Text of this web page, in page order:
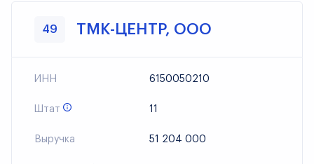
49 ТМК-ЦЕНТР, ООО
ИНН 6150050210
Штат 11
Выручка 51 204 000